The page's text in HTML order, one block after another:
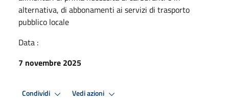
alternativa, di abbonamenti ai servizi di trasporto
pubblico locale
Data :
7 novembre 2025
Condividi Vedi azioni